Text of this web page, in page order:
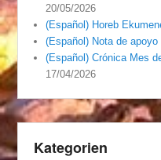
20/05/2026
(Español) Horeb
(Español) Nota de
(Español) Crónica Mes
17/04/2026
Kategorien